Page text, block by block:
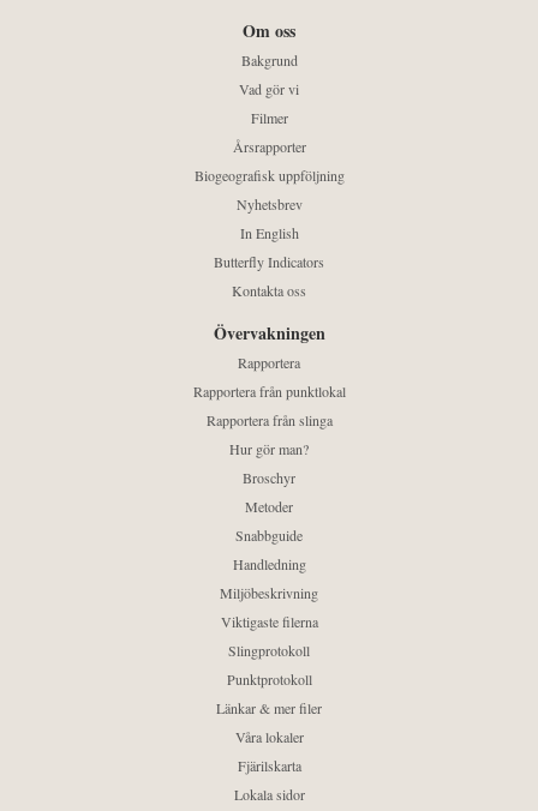
Om oss
Bakgrund
Vad gör vi
Filmer
Årsrapporter
Biogeografisk uppföljning
Nyhetsbrev
In English
Butterfly Indicators
Kontakta oss
Övervakningen
Rapportera
Rapportera från punktlokal
Rapportera från slinga
Hur gör man?
Broschyr
Metoder
Snabbguide
Handledning
Miljöbeskrivning
Viktigaste filerna
Slingprotokoll
Punktprotokoll
Länkar & mer filer
Våra lokaler
Fjärilskarta
Lokala sidor